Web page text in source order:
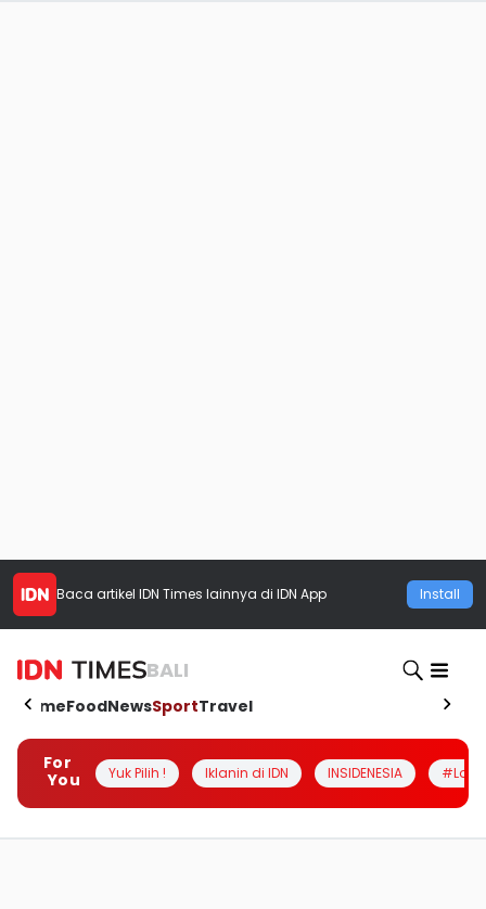
Baca artikel IDN Times lainnya di IDN App Install
BALI
HomeFoodNewsSportTravel
For
You
Yuk Pilih ! Iklanin di IDN INSIDENESIA